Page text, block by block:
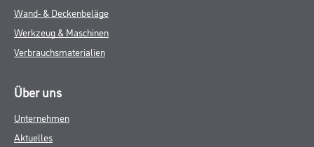
Wand- & Deckenbeläge
Werkzeug & Maschinen
Verbrauchsmaterialien
Über uns
Unternehmen
Aktuelles